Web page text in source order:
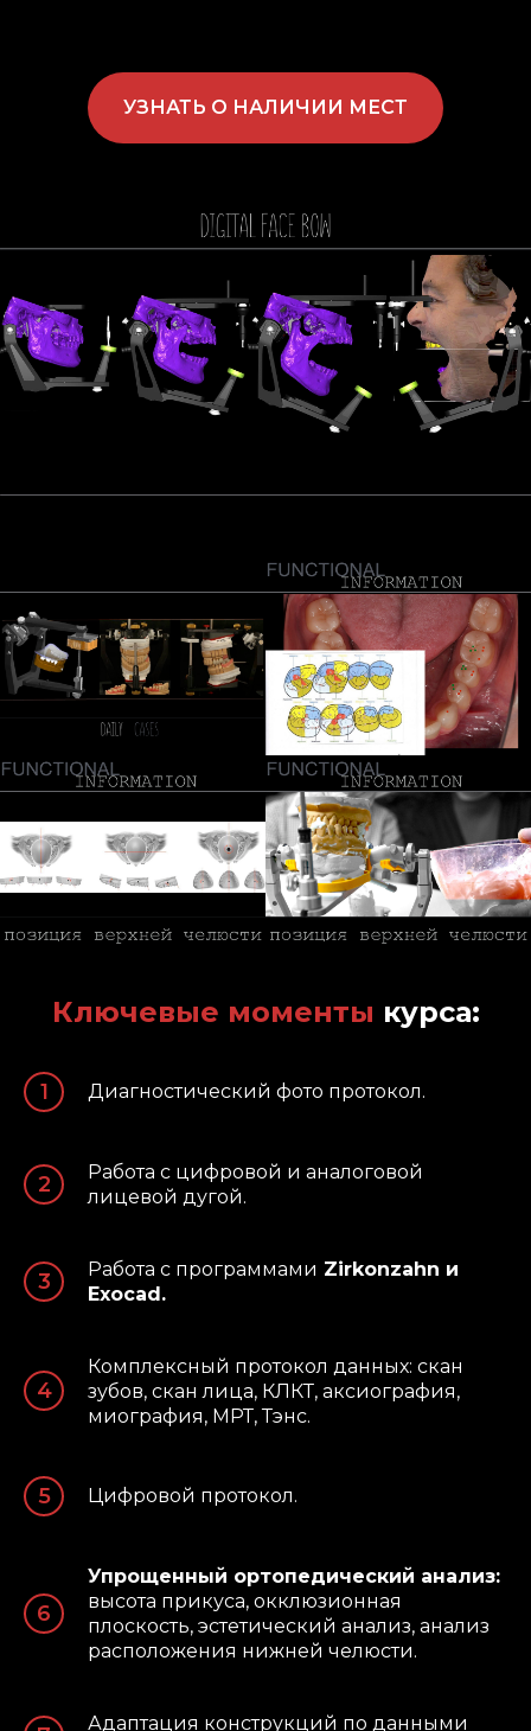
УЗНАТЬ О НАЛИЧИИ МЕСТ
Ключевые моменты курса:
Диагностический фото протокол.
Работа с цифровой и аналоговой
лицевой дугой.
Работа с программами Zirkonzahn и
Exocad.
Комплексный протокол данных: скан
зубов, скан лица, КЛКТ, аксиография,
миография, МРТ, Тэнс.
Цифровой протокол.
Упрощенный ортопедический анализ:
высота прикуса, окклюзионная
плоскость, эстетический анализ, анализ
расположения нижней челюсти.
Адаптация конструкций по данными